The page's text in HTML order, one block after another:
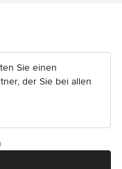
Sie einen
der Sie bei allen